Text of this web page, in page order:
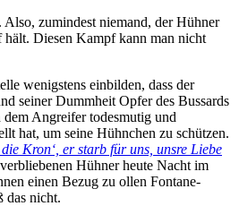
Also, zumindest niemand, der Hühner
Diesen Kampf kann man nicht
wenigstens einbilden, dass der
seiner Dummheit Opfer des Bussards
Angreifer todesmutig und
hat, um seine Hühnchen zu schützen.
Kron‘, er starb für uns, unsre Liebe
Hühner heute Nacht im
einen Bezug zu ollen Fontane-
das nicht.